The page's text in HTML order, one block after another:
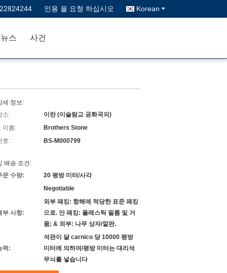
인용 을 요청 하십시오 Korean
뉴스 사건
세 정보:
소:
이란 (이슬람교 공화국의)
이름:
Brothers Stone
호:
BS-M000799
배송 조건:
문 수량:
20 평방 미터/사각
Negotiable
부 사항:
외부 패킹: 항해에 적당한 표준 패킹
으로. 안 패킹: 플레스틱 필름 및 거
품; & 외부: 나무 상자/깔판.
력:
석판이 달 carnico 당 10000 평방
미터에 의하여/평방 미터는 대리석
무늬를 넣습니다